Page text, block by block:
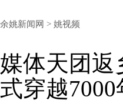
余姚新闻网 > 姚视频
媒体天团返
式穿越